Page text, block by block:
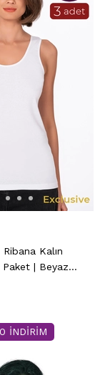
Kalın
Paket | Beyaz
İNDİRİM